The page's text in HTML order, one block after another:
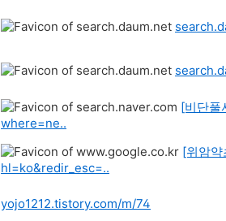
[비단풀
where=ne..
[위암약
hl=ko&redir_esc=..
yojo1212.tistory.com/m/74